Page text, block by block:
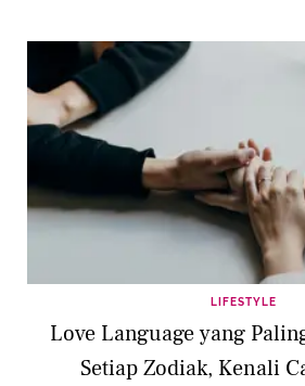
LIFESTYLE
Love Language yang
Setiap Zodiak, Kenali